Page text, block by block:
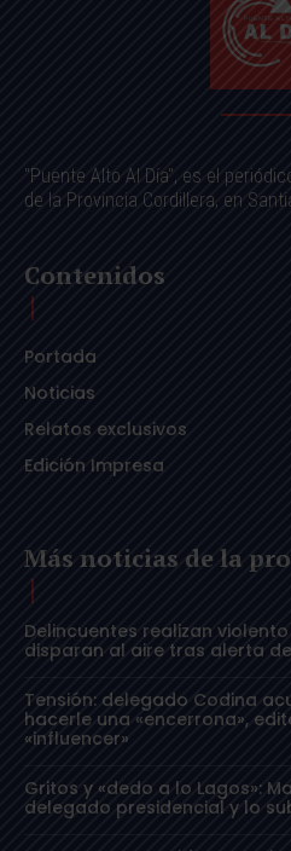
"Puente Alto Al Día", es el
de la Provincia Cordillera, en
Contenidos
Portada
Noticias
Relatos exclusivos
Edición Impresa
Más noticias de la
Delincuentes realizan
disparan al aire tras alerta
Tensión: delegado Codina
hacerle una «encerrona»,
«influencer»
Gritos y «dedo a lo Lagos»:
delegado presidencial y lo